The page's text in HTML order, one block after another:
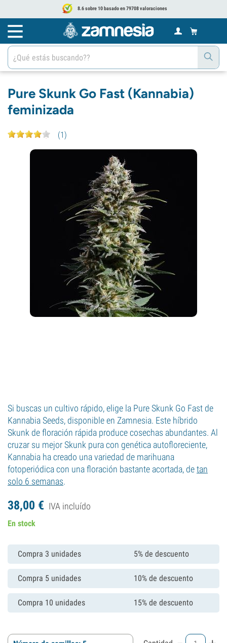
8.6 sobre 10 basado en 79708 valoraciones
Pure Skunk Go Fast (Kannabia)
feminizada
(1)
Si buscas un cultivo rápido, elige la Pure Skunk Go Fast de
Kannabia Seeds, disponible en Zamnesia. Este híbrido
Skunk de floración rápida produce cosechas abundantes. Al
cruzar su mejor Skunk pura con genética autofloreciente,
Kannabia ha creado una variedad de marihuana
fotoperiódica con una floración bastante acortada, detan
solo 6 semanas.
38,00 € IVA incluído
En stock
Compra 3 unidades 5% de descuento
Compra 5 unidades 10% de descuento
Compra 10 unidades 15% de descuento